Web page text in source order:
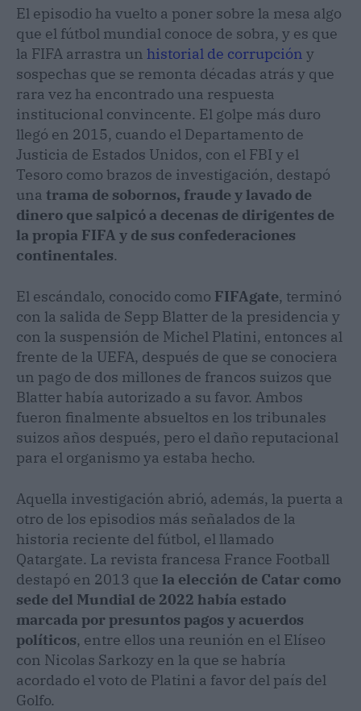
El episodio ha vuelto a poner sobre la mesa algo
que el fútbol mundial conoce de sobra, y es que
la FIFA arrastra un historial de corrupción y
sospechas que se remonta décadas atrás y que
rara vez ha encontrado una respuesta
institucional convincente. El golpe más duro
llegó en 2015, cuando el Departamento de
Justicia de Estados Unidos, con el FBI y el
Tesoro como brazos de investigación, destapó
una trama de sobornos, fraude y lavado de
dinero que salpicó a decenas de dirigentes de
la propia FIFA y de sus confederaciones
continentales.
El escándalo, conocido como FIFAgate, terminó
con la salida de Sepp Blatter de la presidencia y
con la suspensión de Michel Platini, entonces al
frente de la UEFA, después de que se conociera
un pago de dos millones de francos suizos que
Blatter había autorizado a su favor. Ambos
fueron finalmente absueltos en los tribunales
suizos años después, pero el daño reputacional
para el organismo ya estaba hecho.
Aquella investigación abrió, además, la puerta a
otro de los episodios más señalados de la
historia reciente del fútbol, el llamado
Qatargate. La revista francesa France Football
destapó en 2013 que la elección de Catar como
sede del Mundial de 2022 había estado
marcada por presuntos pagos y acuerdos
políticos, entre ellos una reunión en el Elíseo
con Nicolas Sarkozy en la que se habría
acordado el voto de Platini a favor del país del
Golfo.